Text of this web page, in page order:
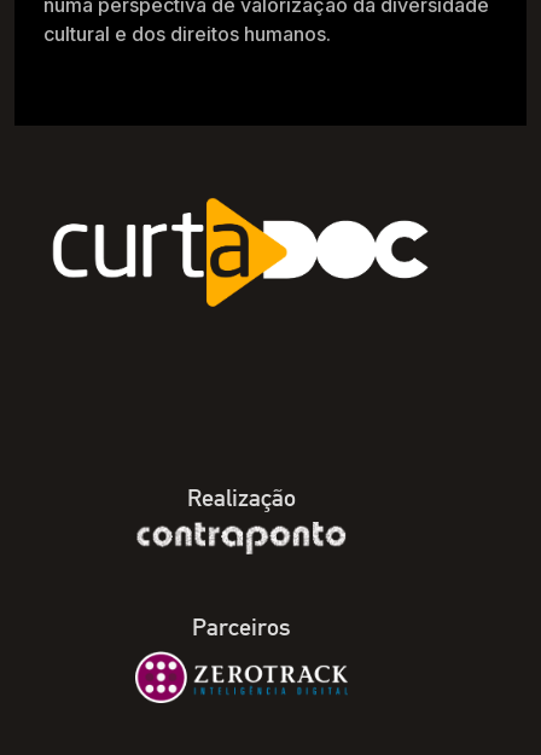
numa perspectiva de valorização da diversidade
cultural e dos direitos humanos.
Realização
Parceiros